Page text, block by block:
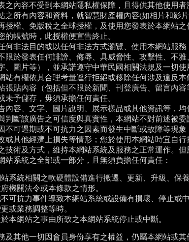
之內容不受到本網站隱私權保障，且得供其他使用者
之所有內容和資料，就智慧財產權內容(如相片和影
授權、免版稅之全球授權，及使用您發表於本網站
的帳號時，此授權便宣告終止。
何非法目的或以任何非法方式瀏覽、使用本網站服
限於發表任何誹謗、侮辱、具威脅性、攻擊性、不
、圖片等），並承諾遵守中華民國相關法規及一切
站有權依其合理考量逕行拒絕或移除任何涉及違反本
張貼內容（包括但不限於新聞、刊登廣告、留言內
未予儲存，毋須承擔任何責任。
內容、文字、圖片說明、展示樣品或其他資訊等，
判斷該廣告之可信度與真實性，本網站不對前述被委
不可遇期或不可抗力之因素而發生中斷或故障等現
或其他經濟上損失等情形；您於使用本網站時宜自行
技術及方式，維持本網站系統及服務之正常運作。
站系統之全部或一部分，且無須負擔任何責任：
系統相關之軟硬體設備進行搬遷、更新、升級、保養
機關法令或本條款之情形。
可抗力事件導致本網站系統或設備有損壞、停止或中
或業務調整等時。
本網站之事由所致之本網站系統停止或中斷。
及其他一切因會員身份享有之權益，仍屬本網站或